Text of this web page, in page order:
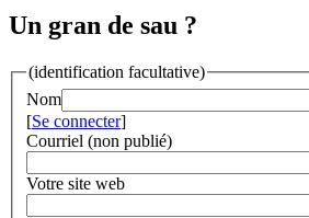
Un gran de sau ?
(identification facultative)
Nom
[Se connecter]
Courriel (non publié)
Votre site web